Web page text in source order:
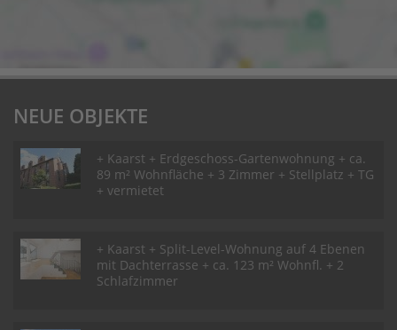
NEUE OBJEKTE
+ Kaarst + Erdgeschoss-Gartenwohnung + ca.
89 m² Wohnfläche + 3 Zimmer + Stellplatz + TG
+ vermietet
+ Kaarst + Split-Level-Wohnung auf 4 Ebenen
mit Dachterrasse + ca. 123 m² Wohnfl. + 2
Schlafzimmer